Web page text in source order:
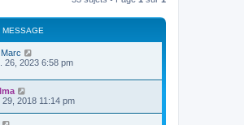
MESSAGE
26, 2023 6:58 pm
29, 2018 11:14 pm